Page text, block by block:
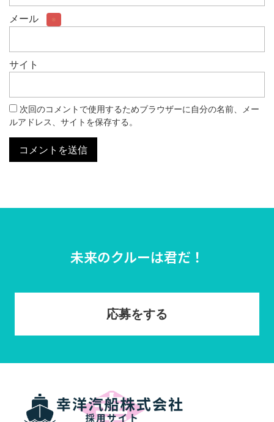
メール ※
サイト
次回のコメントで使用するためブラウザーに自分の名前、メー
ルアドレス、サイトを保存する。
未来のクルーは君だ！
応募をする